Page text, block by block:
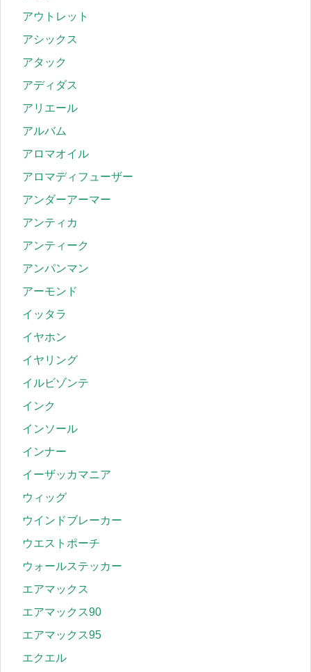
アウトレット
アシックス
アタック
アディダス
アリエール
アルバム
アロマオイル
アロマディフューザー
アンダーアーマー
アンティカ
アンティーク
アンパンマン
アーモンド
イッタラ
イヤホン
イヤリング
イルビゾンテ
インク
インソール
インナー
イーザッカマニア
ウィッグ
ウインドブレーカー
ウエストポーチ
ウォールステッカー
エアマックス
エアマックス90
エアマックス95
エクエル